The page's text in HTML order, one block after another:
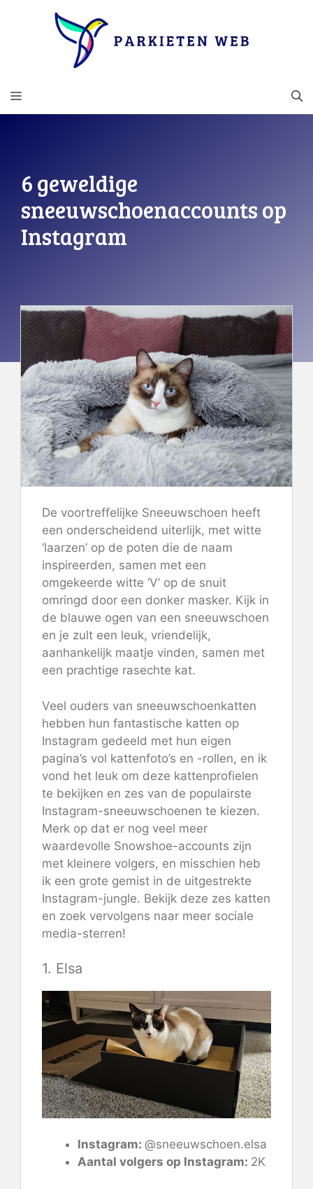
MENU
6 geweldige
sneeuwschoenaccounts op
Instagram
De voortreffelijke Sneeuwschoen heeft
een onderscheidend uiterlijk, met witte
‘laarzen’ op de poten die de naam
inspireerden, samen met een
omgekeerde witte ‘V’ op de snuit
omringd door een donker masker. Kijk in
de blauwe ogen van een sneeuwschoen
en je zult een leuk, vriendelijk,
aanhankelijk maatje vinden, samen met
een prachtige rasechte kat.
Veel ouders van sneeuwschoenkatten
hebben hun fantastische katten op
Instagram gedeeld met hun eigen
pagina’s vol kattenfoto’s en -rollen, en ik
vond het leuk om deze kattenprofielen
te bekijken en zes van de populairste
Instagram-sneeuwschoenen te kiezen.
Merk op dat er nog veel meer
waardevolle Snowshoe-accounts zijn
met kleinere volgers, en misschien heb
ik een grote gemist in de uitgestrekte
Instagram-jungle. Bekijk deze zes katten
en zoek vervolgens naar meer sociale
media-sterren!
1. Elsa
Instagram: @sneeuwschoen.elsa
Aantal volgers op Instagram: 2K